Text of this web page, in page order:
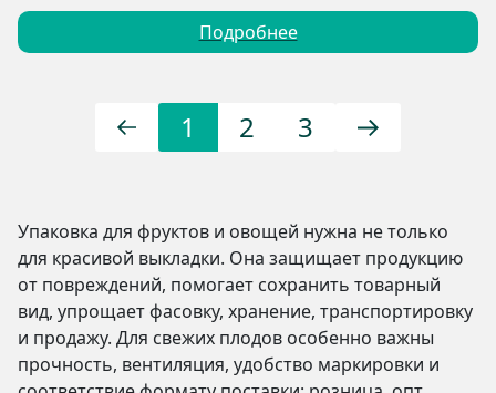
Подробнее
1 2 3
Упаковка для фруктов и овощей нужна не только
для красивой выкладки. Она защищает продукцию
от повреждений, помогает сохранить товарный
вид, упрощает фасовку, хранение, транспортировку
и продажу. Для свежих плодов особенно важны
прочность, вентиляция, удобство маркировки и